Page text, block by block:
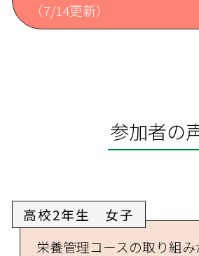
（7/14更新）
参加者の
高校2年生 女子
栄養管理コースの取り組